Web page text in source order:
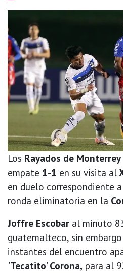
Los Rayados de Monterrey
empate 1-1 en su visita al
en duelo correspondiente
ronda eliminatoria en la
Joffre Escobar al minuto
guatemalteco, sin
instantes del encuentro
'Tecatito' Corona, para al